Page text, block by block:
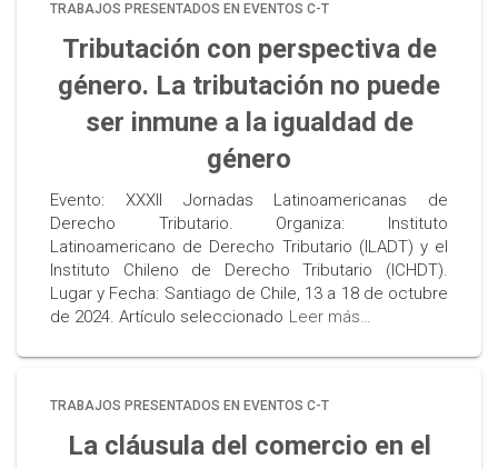
TRABAJOS PRESENTADOS EN EVENTOS C-T
Tributación con perspectiva de
género. La tributación no puede
ser inmune a la igualdad de
género
Evento: XXXII Jornadas Latinoamericanas de
Derecho Tributario. Organiza: Instituto
Latinoamericano de Derecho Tributario (ILADT) y el
Instituto Chileno de Derecho Tributario (ICHDT).
Lugar y Fecha: Santiago de Chile, 13 a 18 de octubre
de 2024. Artículo seleccionado Leer más…
TRABAJOS PRESENTADOS EN EVENTOS C-T
La cláusula del comercio en el